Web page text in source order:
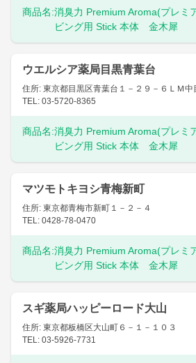
商品名:消臭力 Premium Aroma(プレミ
ビング用 Stick 本体 金木犀
ウエルシア薬局目黒青葉台
住所: 東京都目黒区青葉台１－２９－６ＬＭ中
TEL: 03-5720-8365
商品名:消臭力 Premium Aroma(プレミ
ビング用 Stick 本体 金木犀
マツモトキヨシ青梅新町
住所: 東京都青梅市新町１－２－４
TEL: 0428-78-0470
商品名:消臭力 Premium Aroma(プレミ
ビング用 Stick 本体 金木犀
スギ薬局ハッピーロード大山
住所: 東京都板橋区大山町６－１－１０３
TEL: 03-5926-7731